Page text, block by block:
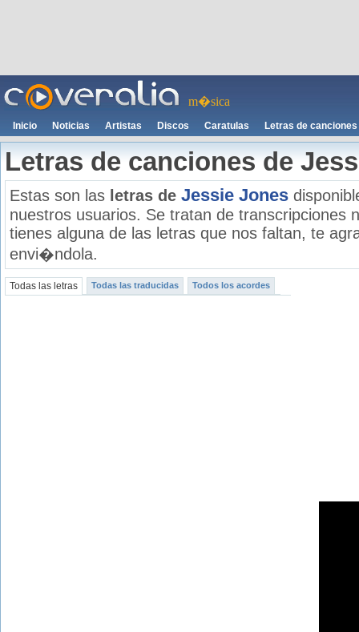
m�sica
Inicio Noticias Artistas Discos Caratulas Letras de canciones
Letras de canciones de
Estas son las letras de Jessie Jones
nuestros usuarios. Se tratan de transcripciones
tienes alguna de las letras que nos faltan, te
envi�ndola.
Todas las letras Todas las traducidas Todos los acordes